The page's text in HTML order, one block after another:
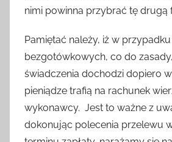
nimi powinna przybrać tę drugą
Pamiętać należy, iż w
bezgotówkowych, co do
świadczenia dochodzi dopiero
pieniądze trafią na rachunek
wykonawcy. Jest to ważne z
dokonując polecenia przelewu